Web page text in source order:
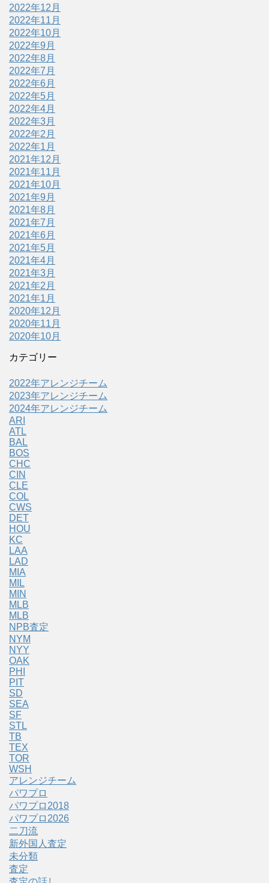
2022年12月
2022年11月
2022年10月
2022年9月
2022年8月
2022年7月
2022年6月
2022年5月
2022年4月
2022年3月
2022年2月
2022年1月
2021年12月
2021年11月
2021年10月
2021年9月
2021年8月
2021年7月
2021年6月
2021年5月
2021年4月
2021年3月
2021年2月
2021年1月
2020年12月
2020年11月
2020年10月
カテゴリー
2022年アレンジチーム
2023年アレンジチーム
2024年アレンジチーム
ARI
ATL
BAL
BOS
CHC
CIN
CLE
COL
CWS
DET
HOU
KC
LAA
LAD
MIA
MIL
MIN
MLB
MLB
NPB査定
NYM
NYY
OAK
PHI
PIT
SD
SEA
SF
STL
TB
TEX
TOR
WSH
アレンジチーム
パワプロ
パワプロ2018
パワプロ2026
二刀流
新外国人査定
未分類
査定